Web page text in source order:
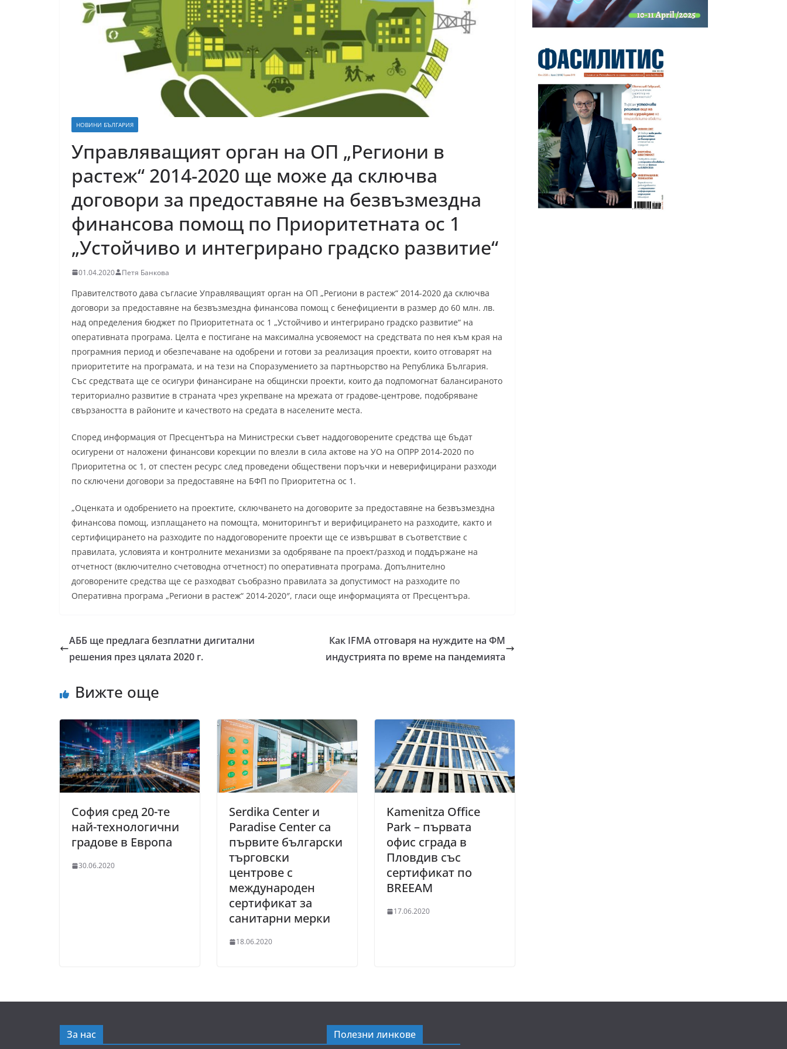
НОВИНИ БЪЛГАРИЯ
Управляващият орган на ОП „Региони в
растеж“ 2014-2020 ще може да сключва
договори за предоставяне на безвъзмездна
финансова помощ по Приоритетната ос 1
„Устойчиво и интегрирано градско развитие“
01.04.2020 Петя Банкова
Правителството дава съгласие Управляващият орган на ОП „Региони в растеж“ 2014-2020 да сключва
договори за предоставяне на безвъзмездна финансова помощ с бенефициенти в размер до 60 млн. лв.
над определения бюджет по Приоритетната ос 1 „Устойчиво и интегрирано градско развитие“ на
оперативната програма. Целта е постигане на максимална усвояемост на средствата по нея към края на
програмния период и обезпечаване на одобрени и готови за реализация проекти, които отговарят на
приоритетите на програмата, и на тези на Споразумението за партньорство на Република България.
Със средствата ще се осигури финансиране на общински проекти, които да подпомогнат балансираното
териториално развитие в страната чрез укрепване на мрежата от градове-центрове, подобряване
свързаността в районите и качеството на средата в населените места.
Според информация от Пресцентъра на Министрески съвет наддоговорените средства ще бъдат
осигурени от наложени финансови корекции по влезли в сила актове на УО на ОПРР 2014-2020 по
Приоритетна ос 1, от спестен ресурс след проведени обществени поръчки и неверифицирани разходи
по сключени договори за предоставяне на БФП по Приоритетна ос 1.
„Оценката и одобрението на проектите, сключването на договорите за предоставяне на безвъзмездна
финансова помощ, изплащането на помощта, мониторингът и верифицирането на разходите, както и
сертифицирането на разходите по наддоговорените проекти ще се извършват в съответствие с
правилата, условията и контролните механизми за одобряване па проект/разход и поддържане на
отчетност (включително счетоводна отчетност) по оперативната програма. Допълнително
договорените средства ще се разходват съобразно правилата за допустимост на разходите по
Оперативна програма „Региони в растеж“ 2014-2020″, гласи още информацията от Пресцентъра.
АББ ще предлага безплатни дигитални
решения през цялата 2020 г.
Как IFMA отговаря на нуждите на ФМ
индустрията по време на пандемията
Вижте още
София сред 20-те
най-технологични
градове в Европа
30.06.2020
Serdika Center и
Paradise Center са
първите български
търговски
центрове с
международен
сертификат за
санитарни мерки
18.06.2020
Kamenitza Office
Park – пъpвaтa
oфиc cгpaдa в
Πлoвдив със
cepтификат пo
ВRЕЕАМ
17.06.2020
За нас Полезни линкове